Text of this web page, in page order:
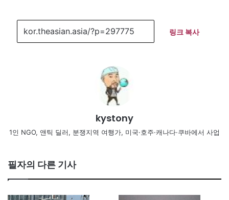
링크 복사
kystony
1인 NGO, 앤틱 딜러, 분쟁지역 여행가, 미국·호주·캐나다·쿠바에서 사업
필자의 다른 기사